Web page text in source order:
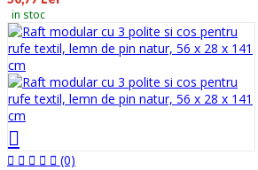
in stoc
(0)